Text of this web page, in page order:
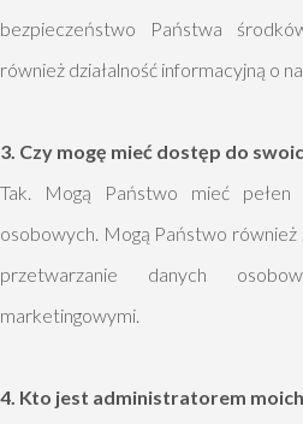
bezpieczeństwo Państwa
również działalność informacyjną o
3. Czy mogę mieć dostęp do
Tak. Mogą Państwo mieć
osobowych. Mogą Państwo również
przetwarzanie danych
marketingowymi.
4. Kto jest administratorem